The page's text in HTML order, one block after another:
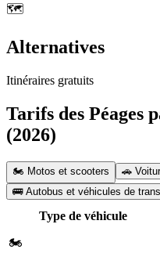
🗺️
Alternatives
Itinéraires gratuits
Tarifs des Péages
(2026)
🏍️ Motos et scooters
🚗
🚌 Autobus et véhicules de
Type de véhicule
🏍️